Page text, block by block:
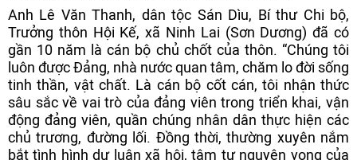
Anh Lê Văn Thanh, dân tộc Sán Dìu, Bí thư Chi bộ,
Trưởng thôn Hội Kế, xã Ninh Lai (Sơn Dương) đã có
gần 10 năm là cán bộ chủ chốt của thôn. “Chúng tôi
luôn được Đảng, nhà nước quan tâm, chăm lo đời sống
tinh thần, vật chất. Là cán bộ cốt cán, tôi nhận thức
sâu sắc về vai trò của đảng viên trong triển khai, vận
động đảng viên, quần chúng nhân dân thực hiện các
chủ trương, đường lối. Đồng thời, thường xuyên nắm
bắt tình hình dư luận xã hội, tâm tư nguyện vọng của